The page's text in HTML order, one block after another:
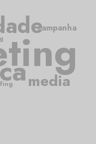
campanha
media